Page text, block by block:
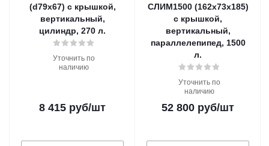
(d79х67) с крышкой,
вертикальный,
цилиндр, 270 л.
Уточнить по
наличию
8 415 руб/шт
СЛИМ1500 (162х73х185)
с крышкой,
вертикальный,
параллелепипед, 1500
л.
Уточнить по
наличию
52 800 руб/шт